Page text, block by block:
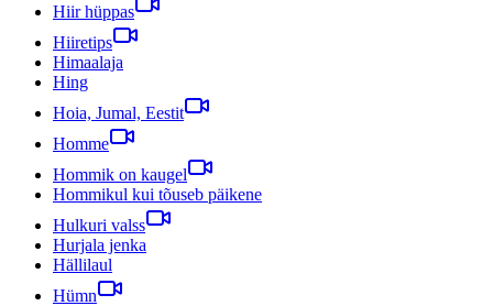
Hiir hüppas
Hiiretips
Himaalaja
Hing
Hoia, Jumal, Eestit
Homme
Hommik on kaugel
Hommikul kui tõuseb päikene
Hulkuri valss
Hurjala jenka
Hällilaul
Hümn